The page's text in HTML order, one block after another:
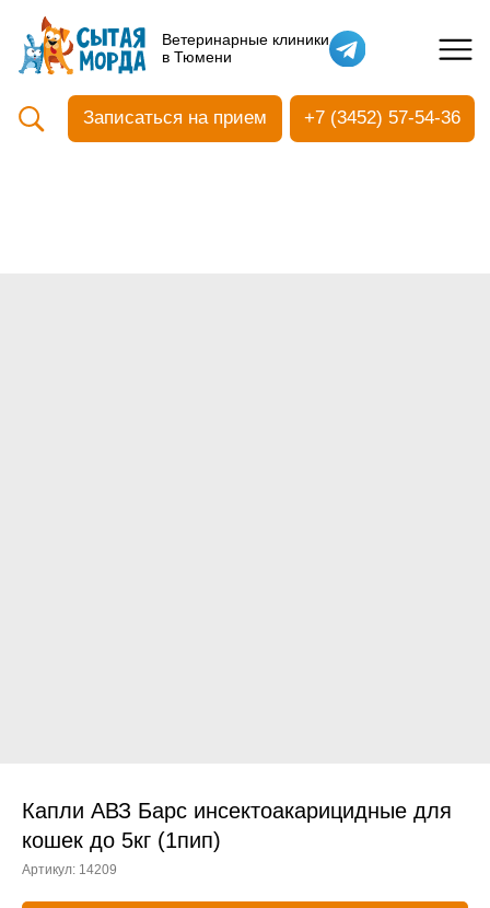
Ветеринарные клиники
в Тюмени
Кастрация собак
Вакцинация
Ультразвуковая чистка зубов
Общий анализ крови
Капли АВЗ Барс инсектоакарицидные для
кошек до 5кг (1пип)
Артикул: 14209